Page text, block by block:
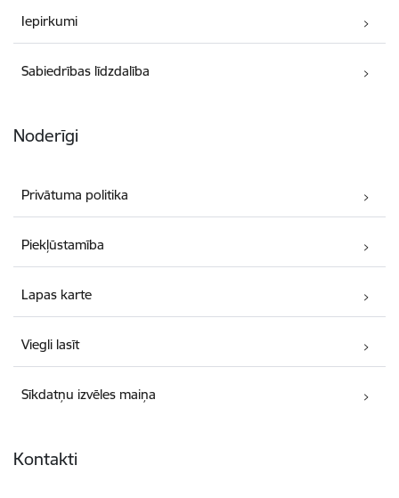
Iepirkumi
Sabiedrības līdzdalība
Noderīgi
Privātuma politika
Piekļūstamība
Lapas karte
Viegli lasīt
Sīkdatņu izvēles maiņa
Kontakti